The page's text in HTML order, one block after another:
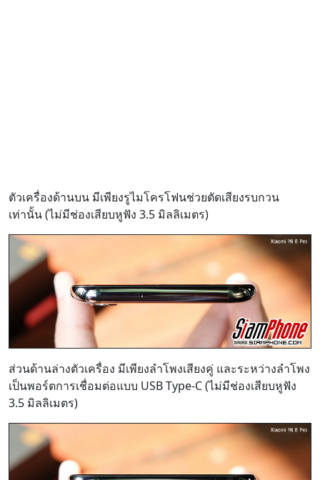
ตัวเครื่องด้านบน มีเพียงรูไมโครโฟนช่วยตัดเสียงรบกวน
เท่านั้น (ไม่มีช่องเสียบหูฟัง 3.5 มิลลิเมตร)
ส่วนด้านล่างตัวเครื่อง มีเพียงลำโพงเสียงคู่ และระหว่างลำโพง
เป็นพอร์ตการเชื่อมต่อแบบ USB Type-C (ไม่มีช่องเสียบหูฟัง
3.5 มิลลิเมตร)